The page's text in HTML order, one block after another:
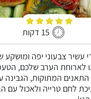
15 דקות
עשיר צבעוני יפה ומושקע
לארוחת הערב שלכם,
המתוקות,
לחם טרייה ולאכול עם